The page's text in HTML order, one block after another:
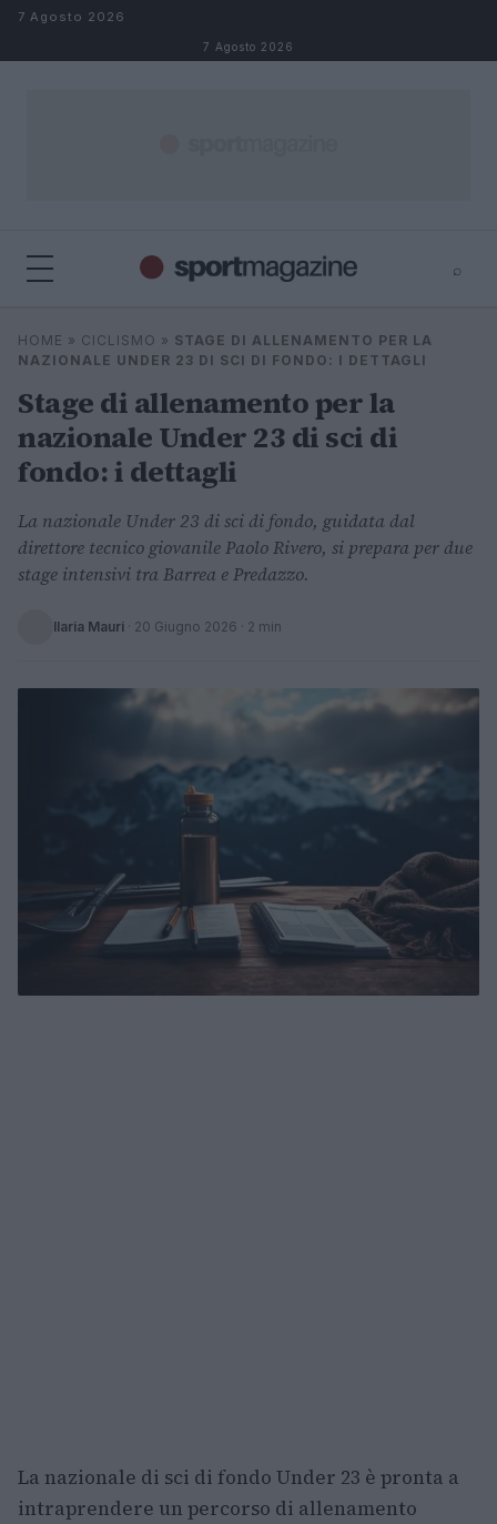
Salta al contenuto
7 Agosto 2026
7 Agosto 2026
⌕
Cerca
⌕
HOME » CICLISMO » STAGE DI ALLENAMENTO PER LA
NAZIONALE UNDER 23 DI SCI DI FONDO: I DETTAGLI
Stage di allenamento per la
nazionale Under 23 di sci di
fondo: i dettagli
La nazionale Under 23 di sci di fondo, guidata dal
direttore tecnico giovanile Paolo Rivero, si prepara per due
stage intensivi tra Barrea e Predazzo.
Ilaria Mauri · 20 Giugno 2026 · 2 min
La nazionale di sci di fondo Under 23 è pronta a
intraprendere un percorso di allenamento